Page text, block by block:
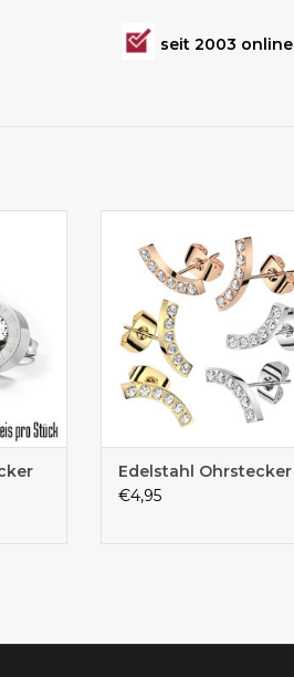
seit 2003 online
Edelstahl Ohrstecker
€4,95